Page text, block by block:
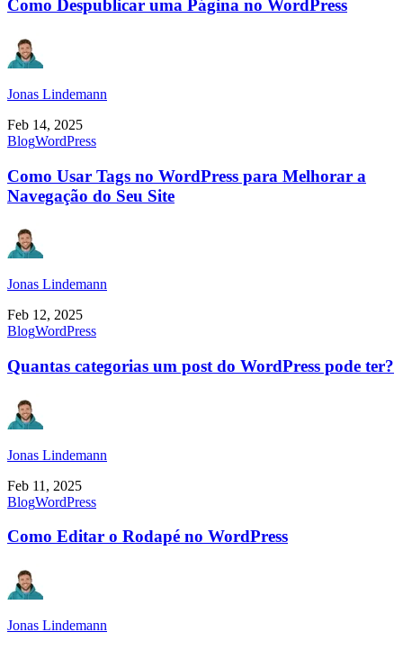
Como Despublicar uma Página no WordPress
Jonas Lindemann
Feb 14, 2025
BlogWordPress
Como Usar Tags no WordPress para Melhorar a
Navegação do Seu Site
Jonas Lindemann
Feb 12, 2025
BlogWordPress
Quantas categorias um post do WordPress pode ter?
Jonas Lindemann
Feb 11, 2025
BlogWordPress
Como Editar o Rodapé no WordPress
Jonas Lindemann